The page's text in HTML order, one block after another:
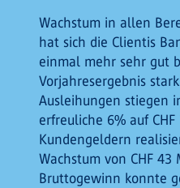
Wachstum in allen
hat sich die Clientis
einmal mehr sehr gut
Vorjahresergebnis
Ausleihungen stiegen
erfreuliche 6% auf
Kundengeldern
Wachstum von CHF
Bruttogewinn konnte